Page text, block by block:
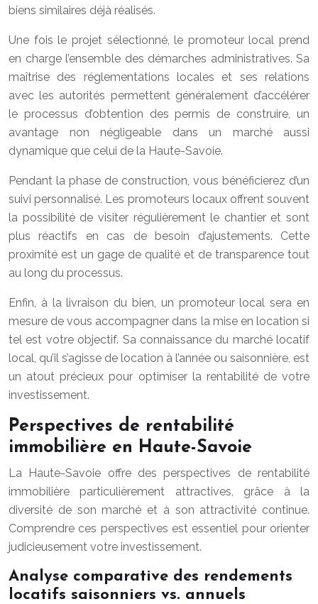
biens similaires déjà réalisés.
Une fois le projet sélectionné, le promoteur local prend
en charge l’ensemble des démarches administratives. Sa
maîtrise des réglementations locales et ses relations
avec les autorités permettent généralement d’accélérer
le processus d’obtention des permis de construire, un
avantage non négligeable dans un marché aussi
dynamique que celui de la Haute-Savoie.
Pendant la phase de construction, vous bénéficierez d’un
suivi personnalisé. Les promoteurs locaux offrent souvent
la possibilité de visiter régulièrement le chantier et sont
plus réactifs en cas de besoin d’ajustements. Cette
proximité est un gage de qualité et de transparence tout
au long du processus.
Enfin, à la livraison du bien, un promoteur local sera en
mesure de vous accompagner dans la mise en location si
tel est votre objectif. Sa connaissance du marché locatif
local, qu’il s’agisse de location à l’année ou saisonnière, est
un atout précieux pour optimiser la rentabilité de votre
investissement.
Perspectives de rentabilité
immobilière en Haute-Savoie
La Haute-Savoie offre des perspectives de rentabilité
immobilière particulièrement attractives, grâce à la
diversité de son marché et à son attractivité continue.
Comprendre ces perspectives est essentiel pour orienter
judicieusement votre investissement.
Analyse comparative des rendements
locatifs saisonniers vs. annuels